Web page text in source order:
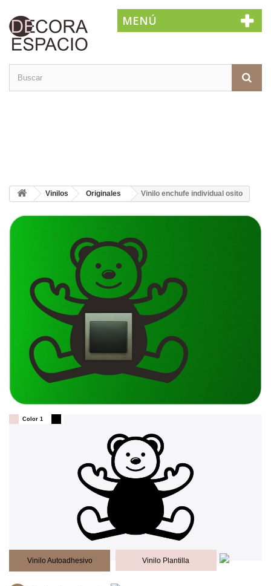
MENÚ
Vinilos Originales Vinilo enchufe individual osito
Color 1
Vinilo Autoadhesivo Vinilo Plantilla